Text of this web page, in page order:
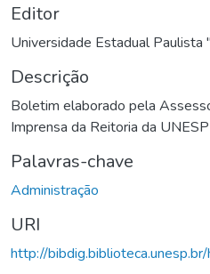
Editor
Universidade Estadual Paulista
Descrição
Boletim elaborado pela
Imprensa da Reitoria da UNESP
Palavras-chave
Administração
URI
http://